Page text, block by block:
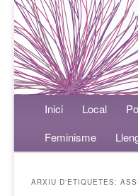
Menú principalAneu al contingut
Aneu al contingut
Inici Local
Feminisme
ARXIU D'ETIQUETES: